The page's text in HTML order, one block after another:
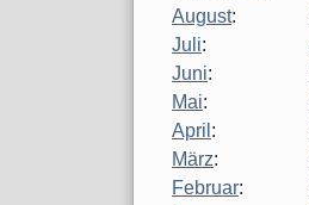
August:
Juli:
Juni:
Mai:
April :
März:
Februar: